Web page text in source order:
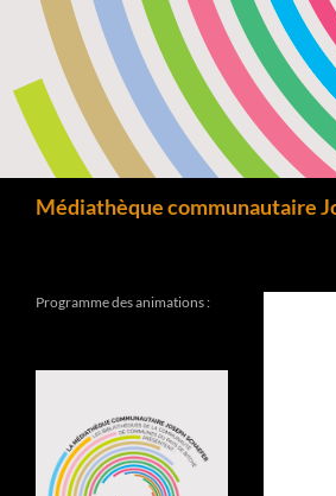
contenu
Médiathèque communautaire
Programme des animations :